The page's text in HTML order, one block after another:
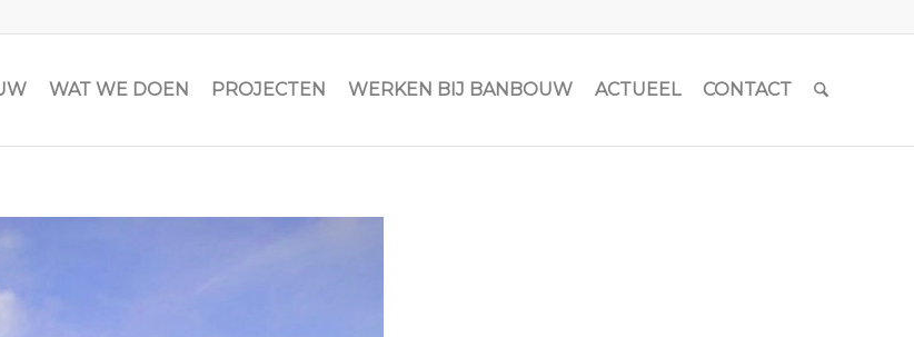
WAT WE DOEN PROJECTEN WERKEN BIJ BANBOUW ACTUEEL CONTACT